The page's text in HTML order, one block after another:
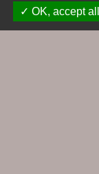
OK, accept all